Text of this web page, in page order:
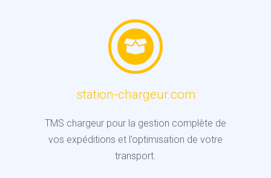
station-chargeur.com
TMS chargeur pour la gestion complète de
vos expéditions et l’optimisation de votre
transport.